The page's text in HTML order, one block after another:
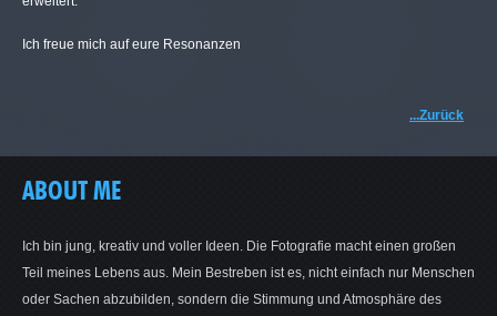
Ich freue mich auf eure Resonanzen
...Zurück
ABOUT ME
Ich bin jung, kreativ und voller Ideen. Die Fotografie macht einen großen
Teil meines Lebens aus. Mein Bestreben ist es, nicht einfach nur Menschen
oder Sachen abzubilden, sondern die Stimmung und Atmosphäre des